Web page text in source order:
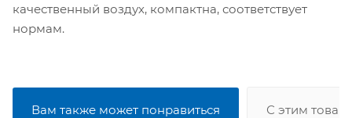
качественный воздух, компактна, соответствует
нормам.
Вам также может понравиться С этим